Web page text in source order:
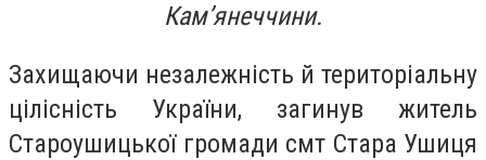
Камʼянеччини.
Захищаючи незалежність й територіальну
цілісність України, загинув житель
Староушицької громади смт Стара Ушиця